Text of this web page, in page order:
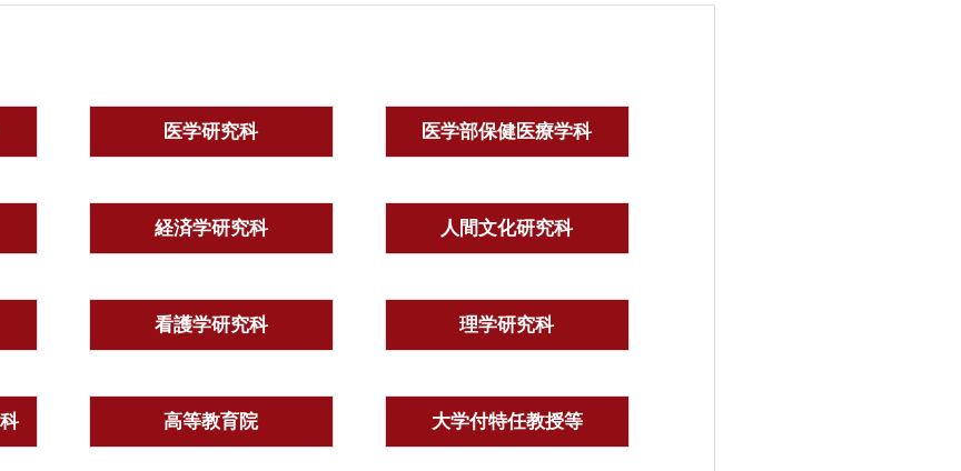
医学研究科 医学部保健医療学科
経済学研究科 人間文化研究科
看護学研究科 理学研究科
高等教育院 大学付特任教授等